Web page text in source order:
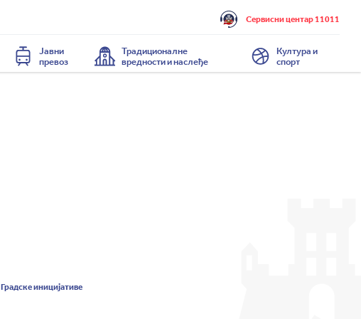
Сервисни центар 11011
Јавни
превоз
Традиционалне
вредности и наслеђе
Култура и
спорт
Градске иницијативе